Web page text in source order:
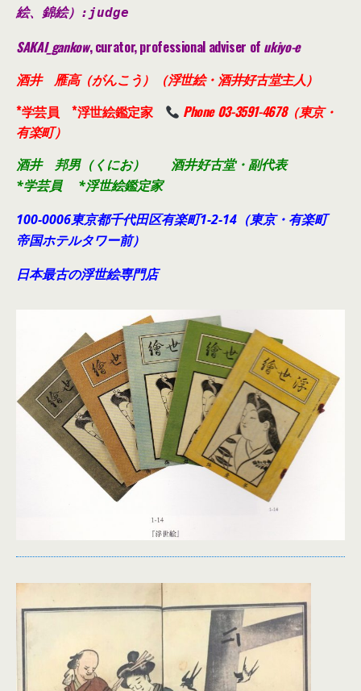
絵、錦絵） :judge
SAKAI_gankow, curator, professional adviser of ukiyo-e
酒井 雁高（がんこう）（浮世絵・酒井好古堂主人）
*学芸員 *浮世絵鑑定家
Phone 03-3591-4678（東京・
有楽町）
酒井 邦男（くにお） 酒井好古堂・副代表
*学芸員 *浮世絵鑑定家
100-0006東京都千代田区有楽町1-2-14（東京・有楽町
帝国ホテルタワー前）
日本最古の浮世絵専門店